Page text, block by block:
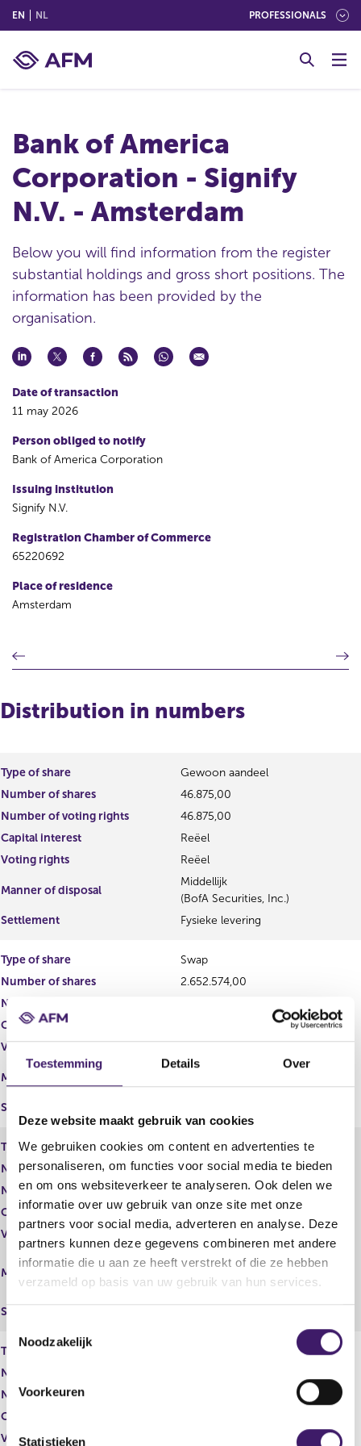
Toestemming Details Over
Deze website maakt gebruik van cookies
We gebruiken cookies om content en advertenties te
personaliseren, om functies voor social media te bieden
en om ons websiteverkeer te analyseren. Ook delen we
informatie over uw gebruik van onze site met onze
partners voor social media, adverteren en analyse. Deze
partners kunnen deze gegevens combineren met andere
informatie die u aan ze heeft verstrekt of die ze hebben
verzameld op basis van uw gebruik van hun services.
o
e
m
Noodzakelijk
Voorkeuren
Statistieken
EN (ENGLISH)
NL(NEDERLANDS (NEDERLAND)) PROFESSIONALS
Bank of America
Corporation - Signify
N.V. - Amsterdam
Below you will find information from the register
substantial holdings and gross short positions. The
information has been provided by the
organisation.
Date of transaction
11 may 2026
Person obliged to notify
Bank of America Corporation
Issuing institution
Signify N.V.
Registration Chamber of Commerce
65220692
Place of residence
Amsterdam
r
v
i
s
e
s
u
t
N
e
Distribution in numbers
Type of share
Gewoon aandeel
Number of shares
46.875,00
Number of voting rights
46.875,00
Capital interest
Reëel
Voting rights
Reëel
Manner of disposal
Middellijk
(BofA Securities, Inc.)
Settlement
Fysieke levering
Type of share
Swap
Number of shares
2.652.574,00
Number of voting rights
Capital interest
Voting rights
Manner of disposal
Middellijk
(Merrill Lynch International)
Settlement
Type of share
Swap
Number of shares
1.891.970,00
Number of voting rights
1.891.970,00
Capital interest
Potentieel
Voting rights
Manner of disposal
Middellijk
Association)
Settlement
Type of share
Number of shares
Number of voting rights
Capital interest
Voting rights